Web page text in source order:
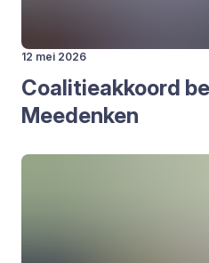
12 mei 2026
Coa­li­tie­ak­koord
Mee­den­ken